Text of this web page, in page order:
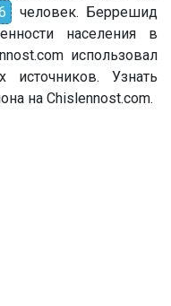
человек. Беррешид
населения в
использовал
Узнать
на Chislennost.com.